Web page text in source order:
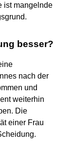
ist mangelnde
besser?
nach der
und
weiterhin
Die
einer Frau